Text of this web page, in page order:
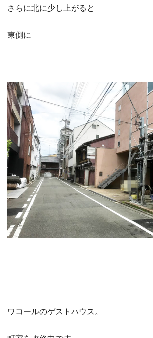
さらに北に少し上がると
東側に
ワコールのゲストハウス。